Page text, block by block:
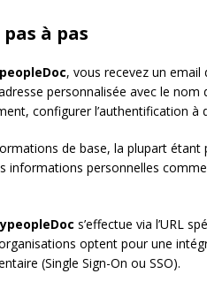
à pas
, vous recevez un email
personnalisée avec le
configurer l’authentification
de base, la plupart
informations personnelles
s’effectue via l’URL
optent pour une
(Single Sign-On ou SSO).